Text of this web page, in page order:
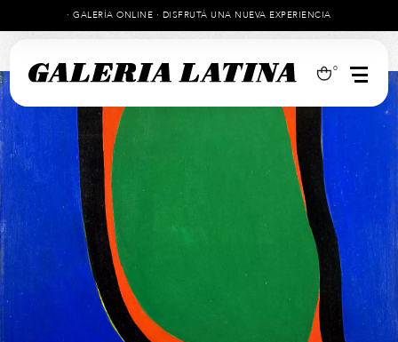
· GALERÍA ONLINE · DISFRUTÁ UNA NUEVA EXPERIENCIA
0